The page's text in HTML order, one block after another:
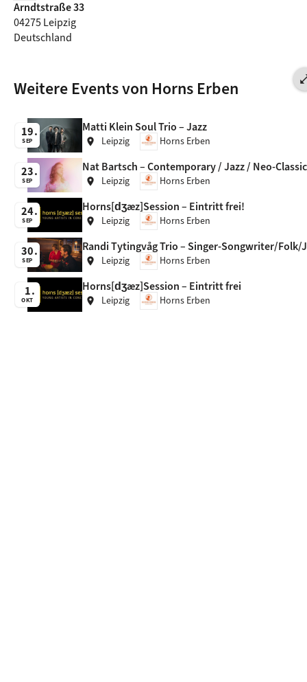
Arndtstraße 33
04275 Leipzig
Deutschland
Weitere Events von Horns Erben
19
SEP
Matti Klein Soul Trio – Jazz
location_on Leipzig Horns Erben
23
SEP
Nat Bartsch – Contemporary / Jazz / Neo-Classic
location_on Leipzig Horns Erben
24
SEP
Horns[dʒæz]Session – Eintritt frei!
location_on Leipzig Horns Erben
30
SEP
Randi Tytingvåg Trio – Singer-Songwriter/Folk/
location_on Leipzig Horns Erben
1
OKT
Horns[dʒæz]Session – Eintritt frei
location_on Leipzig Horns Erben